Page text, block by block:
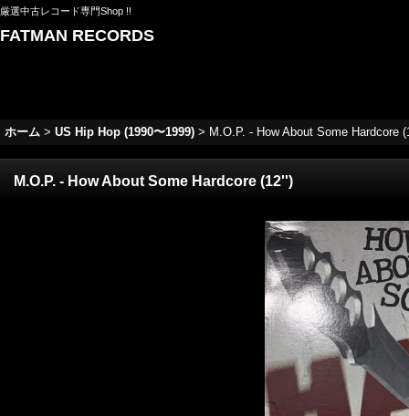
厳選中古レコード専門Shop !!
FATMAN RECORDS
ホーム > US Hip Hop (1990〜1999) > M.O.P. - How About Some Hardcore
M.O.P. - How About Some Hardcore (12'')